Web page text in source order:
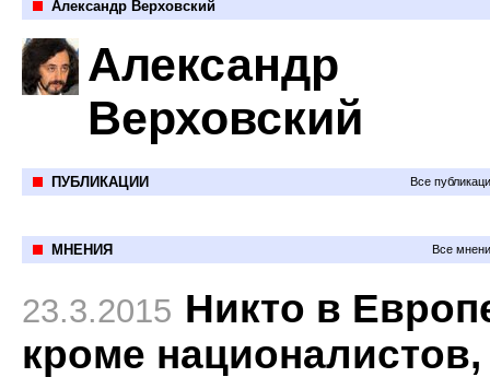
Александр Верховский
Александр
Верховский
ПУБЛИКАЦИИ Все
МНЕНИЯ Все
23.3.2015 Никто в
кроме националистов,